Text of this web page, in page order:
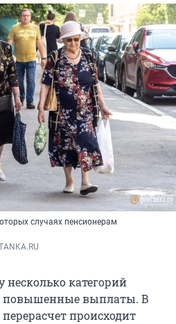
случаях пенсионерам
несколько категорий
повышенные выплаты. В
происходит